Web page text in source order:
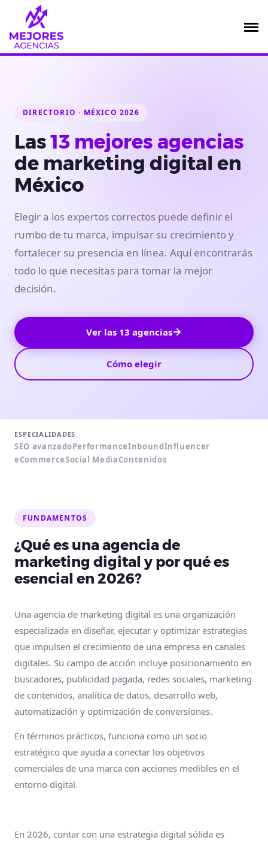
contenido
DIRECTORIO · MÉXICO 2026
Las13 mejores agencias
de marketing digital en
México
Elegir a los expertos correctos puede definir el
rumbo de tu marca, impulsar su crecimiento y
fortalecer su presencia en línea. Aquí encontrarás
todo lo que necesitas para tomar la mejor
decisión.
Ver las 13 agencias
Cómo elegir
ESPECIALIDADES
SEO avanzadoPerformanceInboundInfluencer
eCommerceSocial MediaContenidos
FUNDAMENTOS
¿Qué es una agencia de
marketing digital y por qué es
esencial en 2026?
Una agencia de marketing digital es una organización
especializada en diseñar, ejecutar y optimizar estrategias
que impulsen el crecimiento de una empresa en canales
digitales. Su campo de acción incluye posicionamiento en
buscadores, publicidad pagada, redes sociales, marketing
de contenidos, analítica de datos, desarrollo web,
automatización y optimización de conversiones.
En términos prácticos, funciona como un socio
estratégico que ayuda a conectar los objetivos
comerciales de una marca con acciones medibles en el
entorno digital.
En 2026, contar con una estrategia digital sólida es